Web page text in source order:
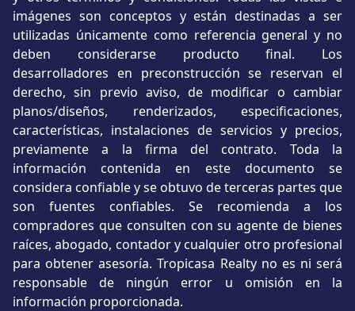
imágenes son conceptos y están destinadas a ser
utilizadas únicamente como referencia general y no
deben considerarse producto final. Los
desarrolladores en preconstrucción se reservan el
derecho, sin previo aviso, de modificar o cambiar
planos/diseños, renderizados, especificaciones,
características, instalaciones de servicios y precios,
previamente a la firma del contrato. Toda la
información contenida en este documento se
considera confiable y se obtuvo de terceras partes que
son fuentes confiables. Se recomienda a los
compradores que consulten con su agente de bienes
raíces, abogado, contador y cualquier otro profesional
para obtener asesoría. Tropicasa Realty no es ni será
responsable de ningún error u omisión en la
información proporcionada.